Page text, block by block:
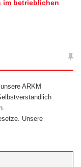
im betrieblichen
ARKM
Unsere